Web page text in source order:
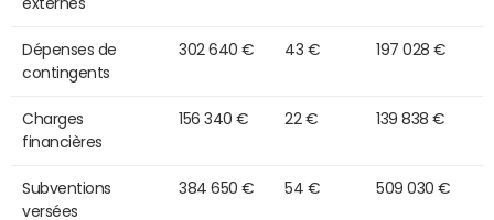
externes
Dépenses de
contingents
302 640 € 43 € 197 028 €
Charges
financières
156 340 € 22 € 139 838 €
Subventions
versées
384 650 € 54 € 509 030 €